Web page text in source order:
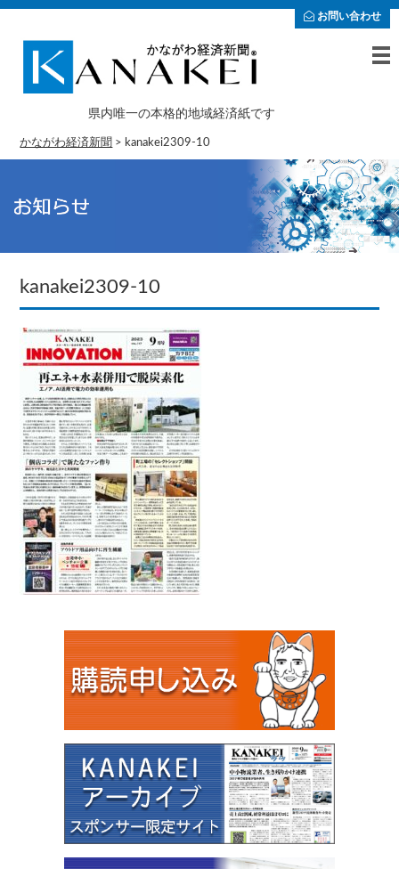
お問い合わせ
県内唯一の本格的地域経済紙です
かながわ経済新聞 > kanakei2309-10
kanakei2309-10